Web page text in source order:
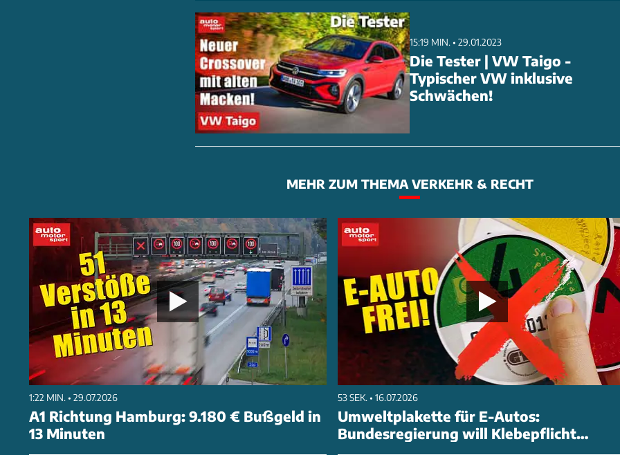
15:19 MIN. • 29.01.2023
Die Tester | VW Taigo -
Typischer VW inklusive
Schwächen!
MEHR ZUM THEMA VERKEHR & RECHT
1:22 MIN. • 29.07.2026
A1 Richtung Hamburg: 9.180 € Bußgeld in
13 Minuten
53 SEK. • 16.07.2026
Umweltplakette für E-Autos:
Bundesregierung will Klebepflicht
abschaffen